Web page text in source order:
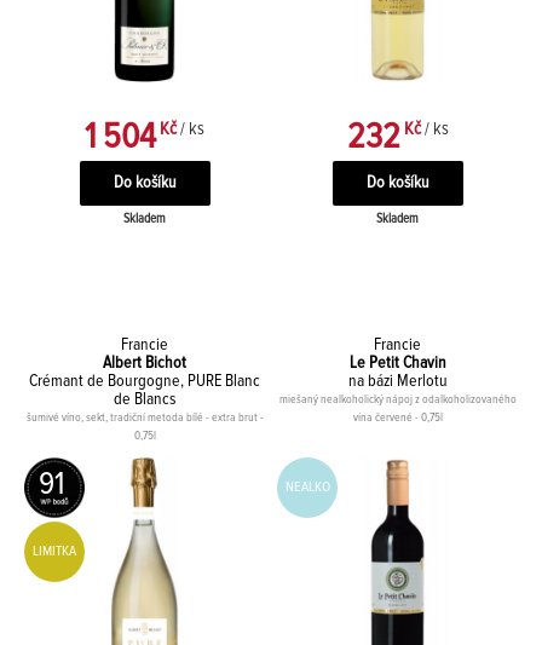
1 504 Kč / ks
Skladem
232 Kč / ks
Skladem
Francie
Albert Bichot
Crémant de Bourgogne, PURE Blanc
de Blancs
šumivé víno, sekt, tradiční metoda bílé - extra brut -
0,75l
91
LIMITKA
Francie
Le Petit Chavin
na bázi Merlotu
miešaný nealkoholický nápoj z odalkoholizovaného
vína červené - 0,75l
NEALKO